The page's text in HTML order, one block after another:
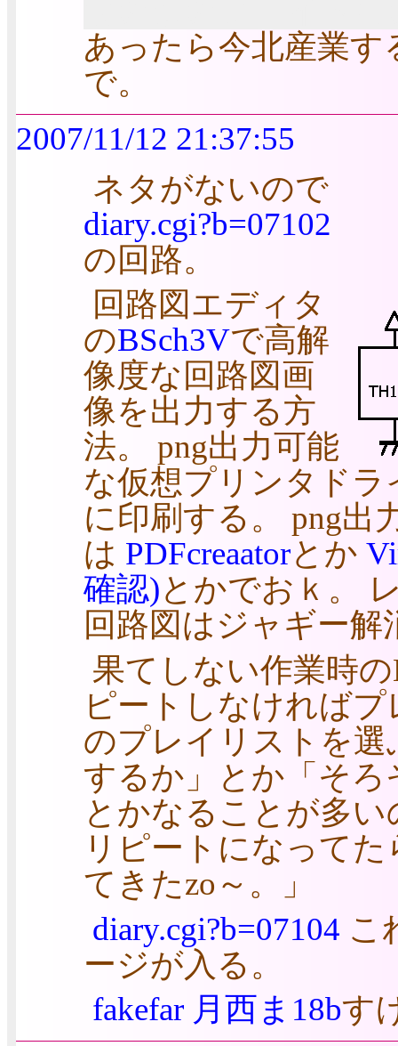
あったら今北産業
で。
2007/11/12 21:37:55
ネタがないので
diary.cgi?b=07102
の回路。
回路図エディタ
のBSch3Vで高解
像度な回路図画
像を出力する方
法。 png出力可能
な仮想プリンタドラ
に印刷する。 png出
は PDFcreaatorとか
確認)とかでおｋ。
回路図はジャギー
果てしない作業時
ピートしなければ
のプレイリストを
するか」とか「そ
とかなることが多
リピートになって
てきたzo～。」
diary.cgi?b=07104 こ
ージが入る。
fakefar 月西ま18bす